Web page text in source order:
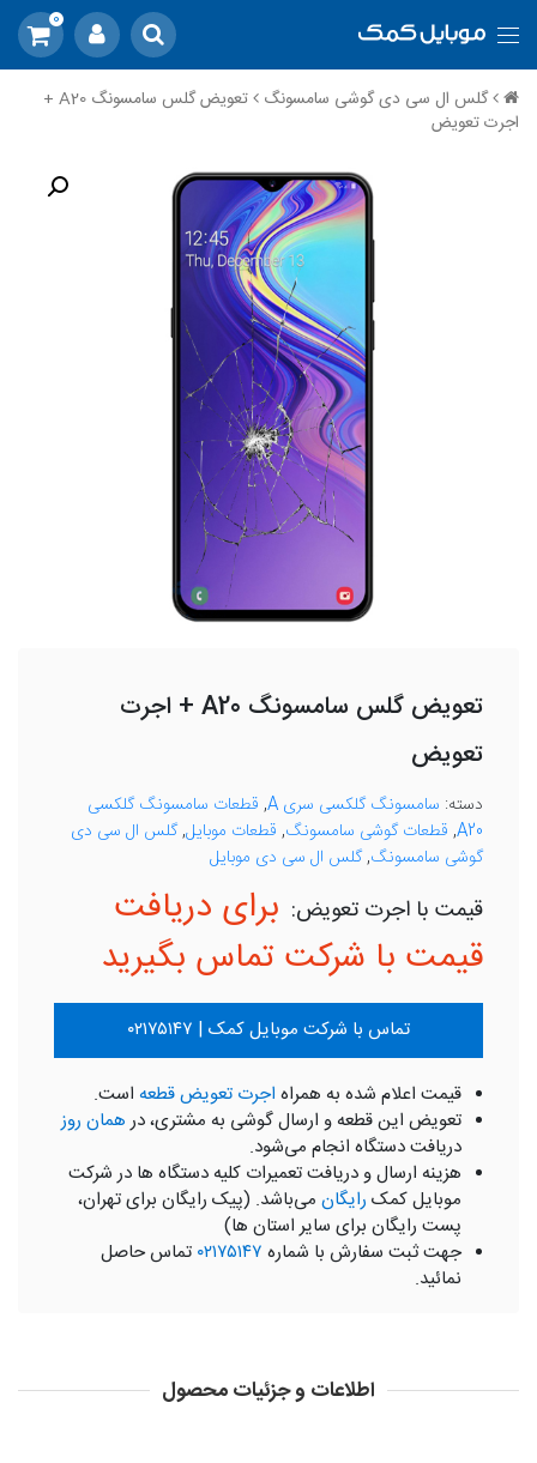
0
گلس ال سی دی گوشی سامسونگ
تعویض گلس سامسونگ A20 +
اجرت تعویض
تعویض گلس سامسونگ A20 + اجرت
تعویض
دسته: سامسونگ گلکسی سری A , قطعات سامسونگ گلکسی
A20
, قطعات گوشی سامسونگ, قطعات موبایل,گلس ال سی دی
گوشی سامسونگ,گلس ال سی دی موبایل
برای دریافت
قیمت با شرکت تماس بگیرید
تماس با شرکت موبایل کمک | ۰۲۱۷۵۱۴۷
قیمت اعلام شده به همراه اجرت تعویض قطعه است.
تعویض این قطعه و ارسال گوشی به مشتری، درهمان روز
دریافت دستگاه انجام می‌شود.
هزینه ارسال و دریافت تعمیرات کلیه دستگاه ها در شرکت
موبایل کمک رایگان می‌باشد. (پیک رایگان برای تهران،
پست رایگان برای سایر استان ها)
جهت ثبت سفارش با شماره ۰۲۱۷۵۱۴۷ تماس حاصل
نمائید.
اطلاعات و جزئیات محصول